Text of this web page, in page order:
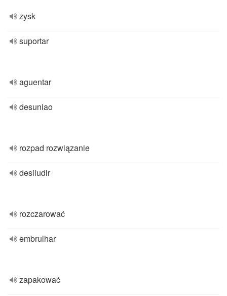
zysk
suportar
aguentar
desuniao
rozpad rozwiązanie
desiludir
rozczarować
embrulhar
zapakować